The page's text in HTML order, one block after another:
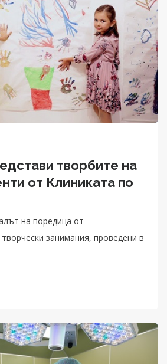
творбите на
от Клиниката по
на поредица от
занимания, проведени в